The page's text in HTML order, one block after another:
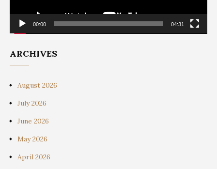
00:00 04:31
ARCHIVES
August 2026
July 2026
June 2026
May 2026
April 2026